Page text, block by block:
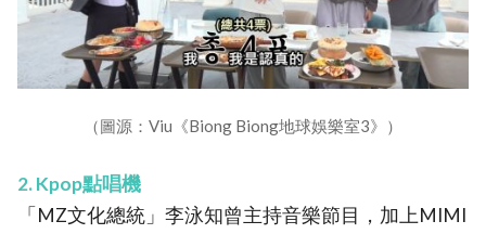
（圖源：Viu《Biong Biong地球娛樂室3》）
2. Kpop點唱機
「MZ文化總統」李泳知曾主持音樂節目，加上MIMI